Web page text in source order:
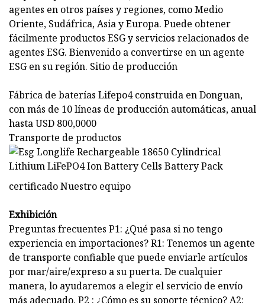
agentes en otros países y regiones, como Medio
Oriente, Sudáfrica, Asia y Europa. Puede obtener
fácilmente productos ESG y servicios relacionados de
agentes ESG. Bienvenido a convertirse en un agente
ESG en su región. Sitio de producción
Fábrica de baterías Lifepo4 construida en Donguan,
con más de 10 líneas de producción automáticas, anual
hasta USD 800,0000
Transporte de productos
certificado Nuestro equipo
Exhibición
Preguntas frecuentes P1: ¿Qué pasa si no tengo
experiencia en importaciones? R1: Tenemos un agente
de transporte confiable que puede enviarle artículos
por mar/aire/expreso a su puerta. De cualquier
manera, lo ayudaremos a elegir el servicio de envío
más adecuado. P2 : ¿Cómo es su soporte técnico? A2: